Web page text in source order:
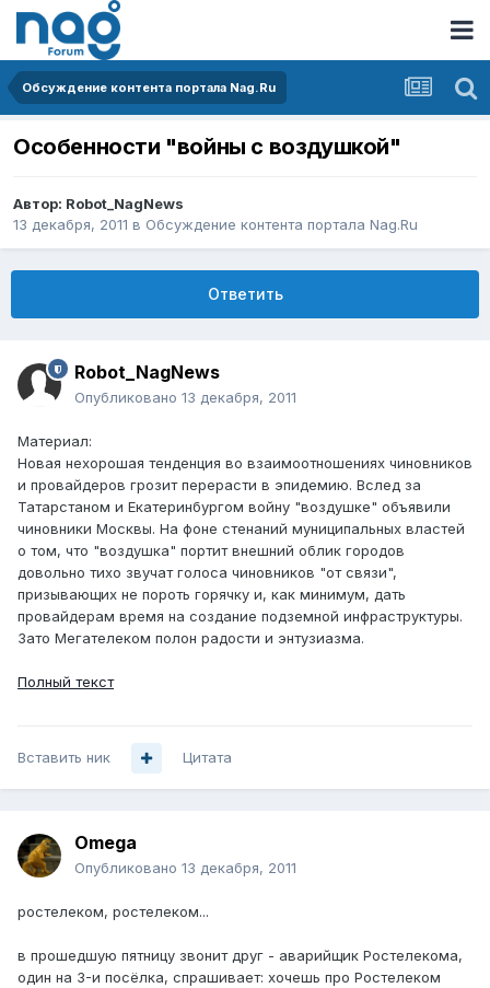
Обсуждение контента портала Nag.Ru
Особенности "войны с воздушкой"
Автор: Robot_NagNews
13 декабря, 2011 в Обсуждение контента портала Nag.Ru
Ответить
Robot_NagNews
Опубликовано 13 декабря, 2011
Материал:
Новая нехорошая тенденция во взаимоотношениях чиновников
и провайдеров грозит перерасти в эпидемию. Вслед за
Татарстаном и Екатеринбургом войну "воздушке" объявили
чиновники Москвы. На фоне стенаний муниципальных властей
о том, что "воздушка" портит внешний облик городов
довольно тихо звучат голоса чиновников "от связи",
призывающих не пороть горячку и, как минимум, дать
провайдерам время на создание подземной инфраструктуры.
Зато Мегателеком полон радости и энтузиазма.
Полный текст
Вставить ник Цитата
Omega
Опубликовано 13 декабря, 2011
ростелеком, ростелеком...
в прошедшую пятницу звонит друг - аварийщик Ростелекома,
один на 3-и посёлка, спрашивает: хочешь про Ростелеком